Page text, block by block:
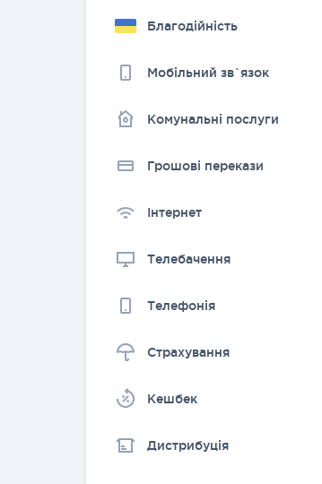
Благодійність
Мобільний зв`язок
Комунальні послуги
Грошовi перекази
Інтернет
Телебачення
Телефонія
Страхування
Kешбек
Дистрибуція